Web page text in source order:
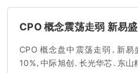
CPO 概念震荡走弱 新易
CPO 概念盘中震荡走弱，新易
10%，中际旭创、长光华芯、东山